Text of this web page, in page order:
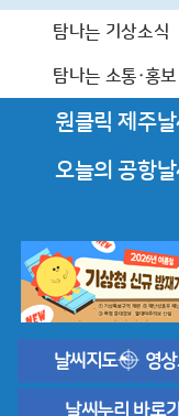
찾아오시는 길
업무추진비
상품권 구매현황
탐나는 기상소식
탐나는 소통·홍보
원클릭 제주날
한라산·오름·올레·
바다날씨
상세한 날씨해설
오늘의 공항날
공항기상정보
날씨지도 영상
날씨누리 바로
조
찾